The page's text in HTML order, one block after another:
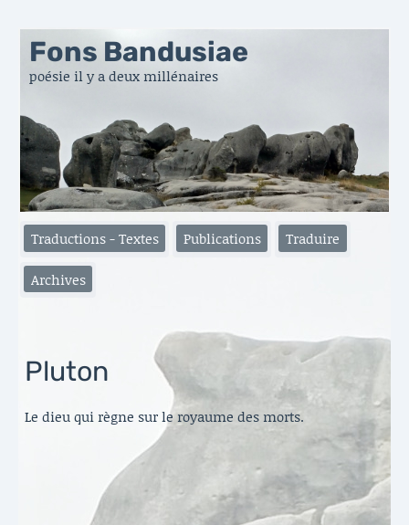
Fons Bandusiae
poésie il y a deux millénaires
Traductions - Textes Publications Traduire
Archives
Pluton
Le dieu qui règne sur le royaume des morts.